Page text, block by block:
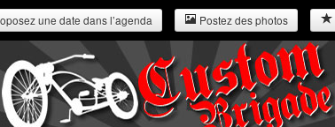
une date dans l’agenda Postez des photos